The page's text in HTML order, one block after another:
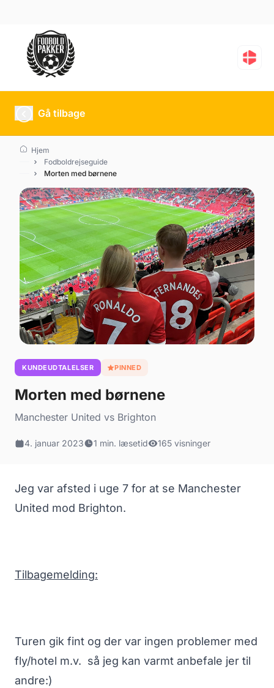
Gå tilbage
Hjem
Fodboldrejseguide
Morten med børnene
KUNDEUDTALELSER PINNED
Morten med børnene
Manchester United vs Brighton
4. januar 2023 1 min. læsetid 165 visninger
Jeg var afsted i uge 7 for at se Manchester
United mod Brighton.
Tilbagemelding:
Turen gik fint og der var ingen problemer med
fly/hotel m.v. så jeg kan varmt anbefale jer til
andre:)